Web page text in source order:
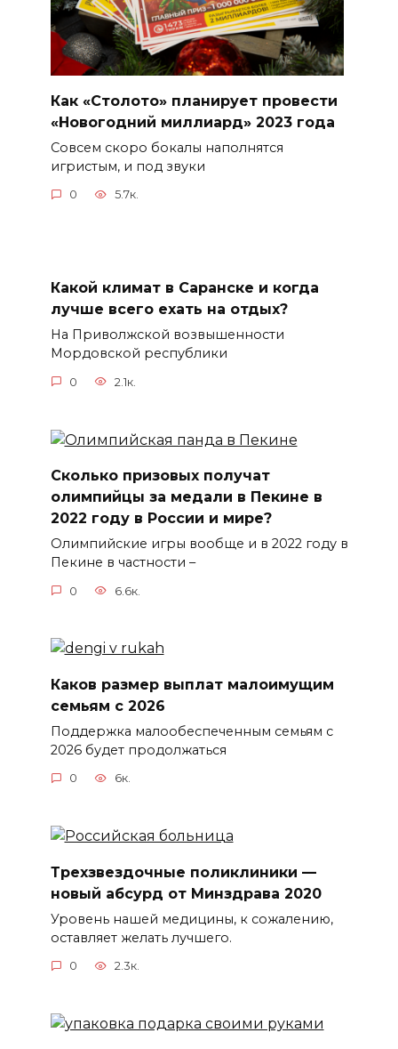
Как «Столото» планирует провести
«Новогодний миллиард» 2023 года
Совсем скоро бокалы наполнятся
игристым, и под звуки
0 5.7к.
Какой климат в Саранске и когда
лучше всего ехать на отдых?
На Приволжской возвышенности
Мордовской республики
0 2.1к.
Сколько призовых получат
олимпийцы за медали в Пекине в
2022 году в России и мире?
Олимпийские игры вообще и в 2022 году в
Пекине в частности –
0 6.6к.
Каков размер выплат малоимущим
семьям с 2026
Поддержка малообеспеченным семьям с
2026 будет продолжаться
0 6к.
Трехзвездочные поликлиники —
новый абсурд от Минздрава 2020
Уровень нашей медицины, к сожалению,
оставляет желать лучшего.
0 2.3к.